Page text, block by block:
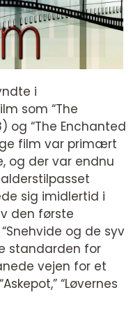
i
som “The
og “The Enchanted
film var primært
og der var endnu
sig imidlertid i
den første
og de syv
standarden for
vejen for et
“Løvernes